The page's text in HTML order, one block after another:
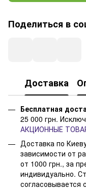
Поделиться в
Доставка
Бесплатная
25 000 грн.
АКЦИОННЫЕ
Доставка по
зависимости от
от 1000 грн., за
индивидуально.
согласовывается